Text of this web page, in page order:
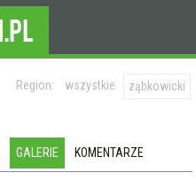
Region: wszystkie ząbkowicki
GALERIE KOMENTARZE